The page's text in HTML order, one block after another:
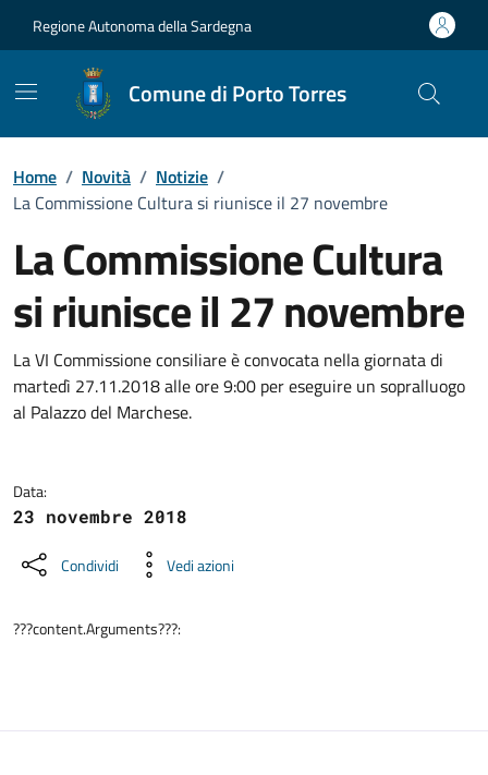
Regione Autonoma della Sardegna
Comune di Porto Torres
Home / Novità / Notizie /
La Commissione Cultura si riunisce il 27 novembre
La Commissione Cultura
si riunisce il 27 novembre
Dettagli della notizia
La VI Commissione consiliare è convocata nella giornata di
martedì 27.11.2018 alle ore 9:00 per eseguire un sopralluogo
al Palazzo del Marchese.
Data:
23 novembre 2018
Condividi Vedi azioni
???content.Arguments???: